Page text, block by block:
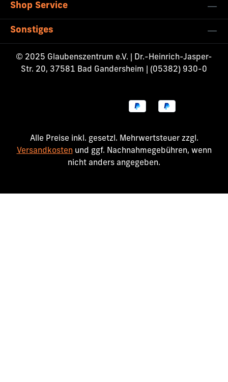
Shop Service
Sonstiges
© 2025 Glaubenszentrum e.V. | Dr.-Heinrich-Jasper-
Str. 20, 37581 Bad Gandersheim | (05382) 930-0
Alle Preise inkl. gesetzl. Mehrwertsteuer zzgl.
Versandkosten und ggf. Nachnahmegebühren, wenn
nicht anders angegeben.